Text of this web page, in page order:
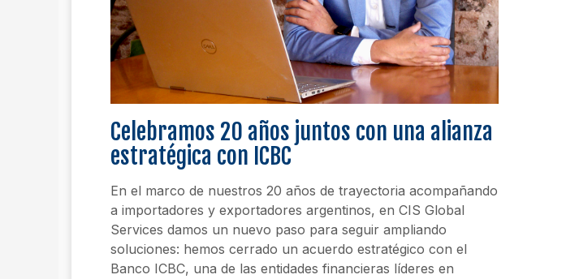
Celebramos 20 años juntos con una alianza
estratégica con ICBC
En el marco de nuestros 20 años de trayectoria acompañando
a importadores y exportadores argentinos, en CIS Global
Services damos un nuevo paso para seguir ampliando
soluciones: hemos cerrado un acuerdo estratégico con el
Banco ICBC, una de las entidades financieras líderes en